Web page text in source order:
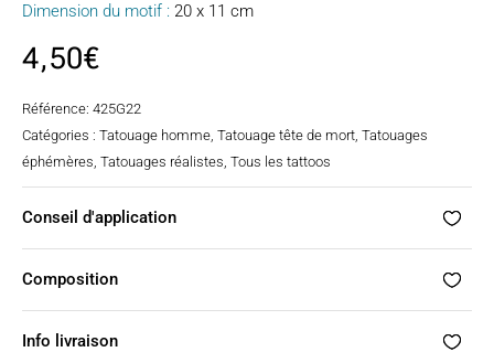
Dimension du motif : 20 x 11 cm
4,50€
Référence: 425G22
Catégories : Tatouage homme, Tatouage tête de mort, Tatouages
éphémères, Tatouages réalistes, Tous les tattoos
Conseil d'application
Composition
Info livraison